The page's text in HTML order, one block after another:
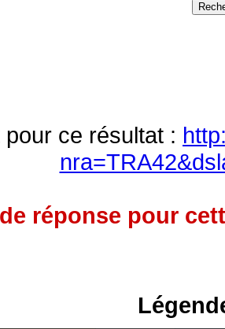
ce résultat :
réponse pour